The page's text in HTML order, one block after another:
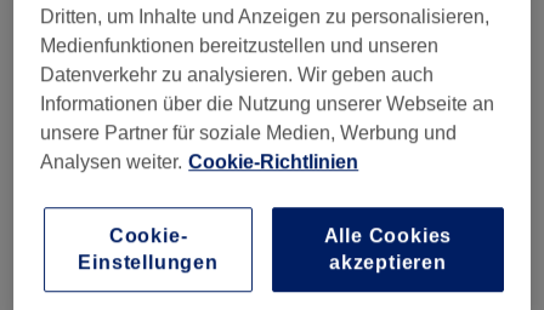
Montag 09:00–19:00
Dienstag
09:00–19:00
Mittwoch
09:00–19:00
Donnerstag
09:00– 19:00
Freitag
09:00–
Samstag
Sonntag
Geschlossen
Lege deine Schönheit in die Hände von echten – Sk
Kosmetik Fußpflege & Wellness im Berliner Stadtteil
Dritten, um Inhalte und Anzeigen zu personalisieren,
Medienfunktionen bereitzustellen und unseren
Datenverkehr zu analysieren. Wir geben auch
Informationen über die Nutzung unserer Webseite an
unsere Partner für soziale Medien, Werbung und
Analysen weiter. Cookie-Richtlinien
Cookie-
Einstellungen
Alle Cookies
akzeptieren